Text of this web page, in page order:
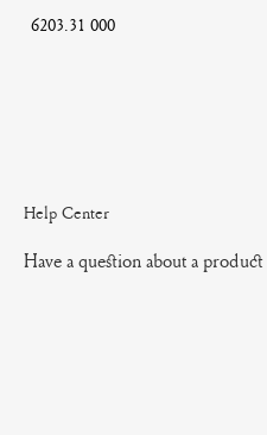
6203.31 000
Help Center
Have a question about a